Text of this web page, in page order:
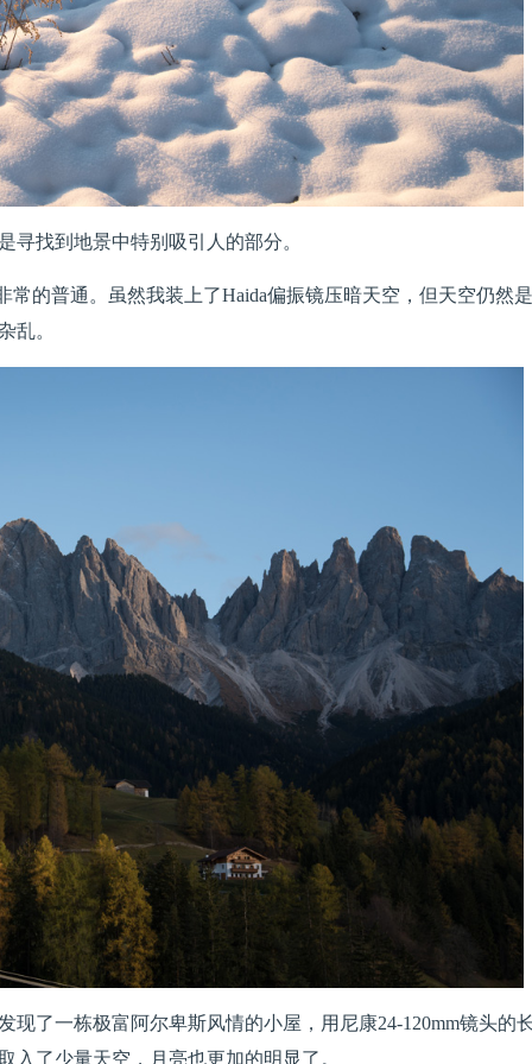
寻找到地景中特别吸引人的部分。
常的普通。虽然我装上了Haida偏振镜压暗天空，但天空仍然
乱。
了一栋极富阿尔卑斯风情的小屋，用尼康24-120mm镜头的
了少量天空，月亮也更加的明显了。